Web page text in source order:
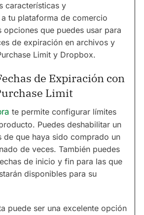
características y
tu plataforma de comercio
que puedes usar para
de expiración en archivos y
Limit y Dropbox.
de Expiración con
Limit
te permite configurar límites
Puedes deshabilitar un
de que haya sido comprado un
de veces. También puedes
de inicio y fin para las que
disponibles para su
puede ser una excelente opción